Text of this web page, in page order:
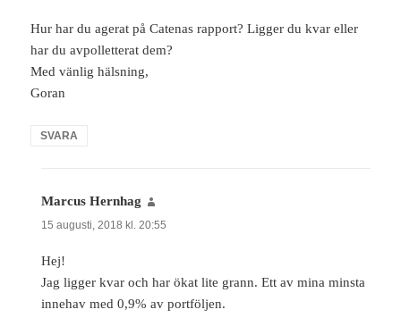
Hur har du agerat på Catenas rapport? Ligger du kvar eller
har du avpolletterat dem?
Med vänlig hälsning,
Goran
SVARA
Marcus Hernhag
15 augusti, 2018 kl. 20:55
Hej!
Jag ligger kvar och har ökat lite grann. Ett av mina minsta
innehav med 0,9% av portföljen.